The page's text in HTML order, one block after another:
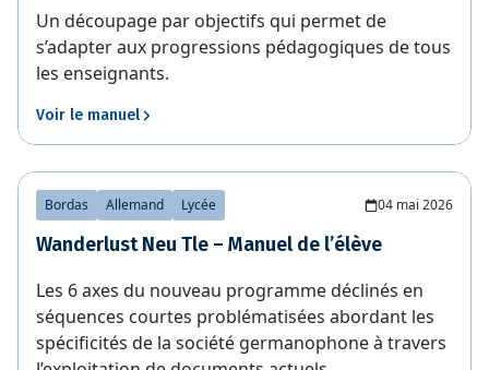
Un découpage par objectifs qui permet de
s’adapter aux progressions pédagogiques de tous
les enseignants.
Voir le manuel
Bordas Allemand Lycée 04 mai 2026
Wanderlust Neu Tle – Manuel de l’élève
Les 6 axes du nouveau programme déclinés en
séquences courtes problématisées abordant les
spécificités de la société germanophone à travers